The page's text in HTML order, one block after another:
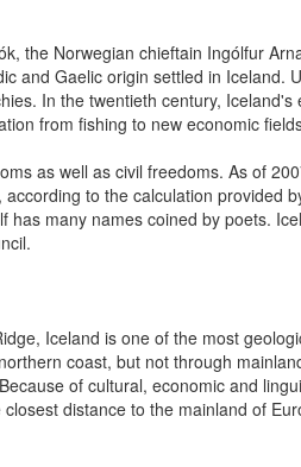
Norwegian chieftain Ingólfur
and Gaelic origin settled in
In the twentieth century,
from fishing to new economic
as well as civil freedoms. As of
to the calculation
many names coined by poets.
Iceland is one of the most
coast, but not through
of cultural, economic and
distance to the mainland of